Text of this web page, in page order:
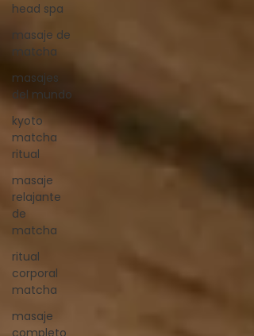
head spa
masaje de
matcha
masajes
del mundo
kyoto
matcha
ritual
masaje
relajante
de
matcha
ritual
corporal
matcha
masaje